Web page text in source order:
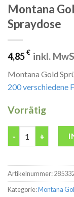
Montana
Spraydose
4,85€ inkl.
Montana Gold
200 verschiedene
Vorrätig
Artikelnummer:
Kategorie:Montana